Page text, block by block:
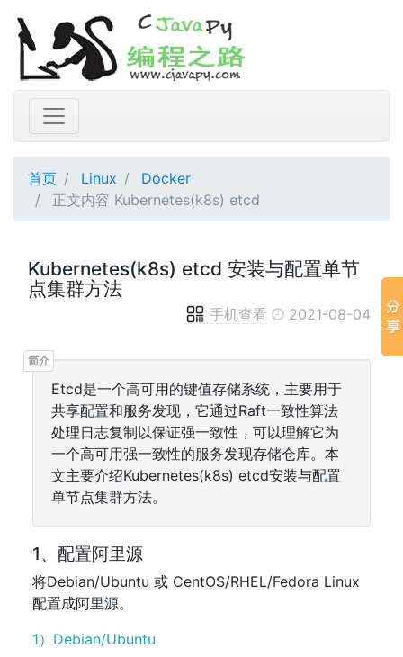
首页 Linux
Docker
正文内容 Kubernetes(k8s) etcd
Kubernetes(k8s) etcd 安装与配置单节
点集群方法
手机查看 2021-08-04
Etcd是一个高可用的键值存储系统，主要用于
共享配置和服务发现，它通过Raft一致性算法
处理日志复制以保证强一致性，可以理解它为
一个高可用强一致性的服务发现存储仓库。本
文主要介绍Kubernetes(k8s) etcd安装与配置
单节点集群方法。
1、配置阿里源
将Debian/Ubuntu 或 CentOS/RHEL/Fedora Linux
配置成阿里源。
1）Debian/Ubuntu